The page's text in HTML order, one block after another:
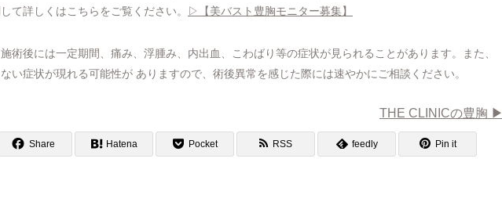
て詳しくはこちらをご覧ください。
▷【美バスト豊胸モニター募集】
術後には一定期間、痛み、浮腫み、内出血、こわばり等の症状が見られることがあります。また、
い症状が現れる可能性が ありますので、術後異常を感じた際には速やかにご相談ください。
THE CLINICの豊胸 ▶︎
Share Hatena Pocket RSS feedly Pin it